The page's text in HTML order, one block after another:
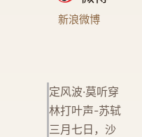
新浪微博
定风波·莫听穿
林打叶声-苏轼
三月七日，沙